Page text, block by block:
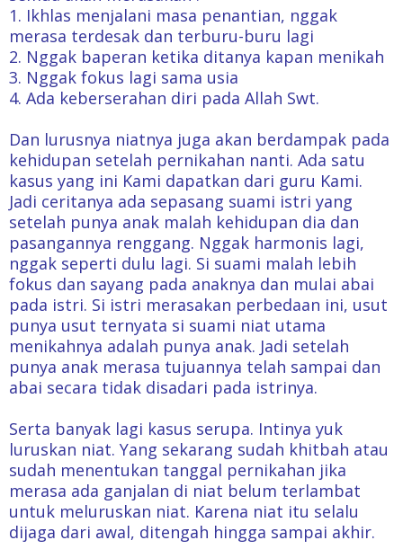
1. Ikhlas menjalani masa penantian, nggak
merasa terdesak dan terburu-buru lagi
2. Nggak baperan ketika ditanya kapan menikah
3. Nggak fokus lagi sama usia
4. Ada keberserahan diri pada Allah Swt.
Dan lurusnya niatnya juga akan berdampak pada
kehidupan setelah pernikahan nanti. Ada satu
kasus yang ini Kami dapatkan dari guru Kami.
Jadi ceritanya ada sepasang suami istri yang
setelah punya anak malah kehidupan dia dan
pasangannya renggang. Nggak harmonis lagi,
nggak seperti dulu lagi. Si suami malah lebih
fokus dan sayang pada anaknya dan mulai abai
pada istri. Si istri merasakan perbedaan ini, usut
punya usut ternyata si suami niat utama
menikahnya adalah punya anak. Jadi setelah
punya anak merasa tujuannya telah sampai dan
abai secara tidak disadari pada istrinya.
Serta banyak lagi kasus serupa. Intinya yuk
luruskan niat. Yang sekarang sudah khitbah atau
sudah menentukan tanggal pernikahan jika
merasa ada ganjalan di niat belum terlambat
untuk meluruskan niat. Karena niat itu selalu
dijaga dari awal, ditengah hingga sampai akhir.